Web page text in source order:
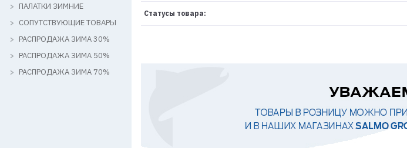
ПАЛАТКИ ЗИМНИЕ
СОПУТСТВУЮЩИЕ ТОВАРЫ
РАСПРОДАЖА ЗИМА 30%
РАСПРОДАЖА ЗИМА 50%
РАСПРОДАЖА ЗИМА 70%
Статусы товара: